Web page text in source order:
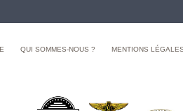
QUI SOMMES-NOUS ? MENTIONS